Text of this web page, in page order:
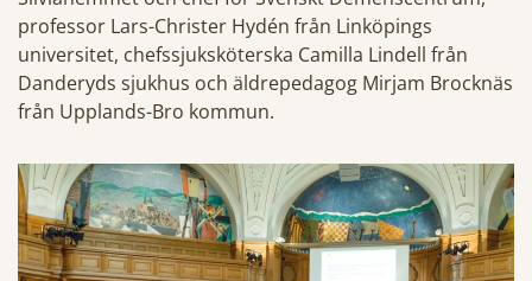
professor Lars-Christer Hydén från Linköpings
universitet, chefssjuksköterska Camilla Lindell från
Danderyds sjukhus och äldrepedagog Mirjam Brocknäs
från Upplands-Bro kommun.